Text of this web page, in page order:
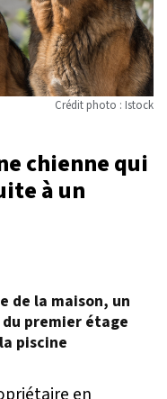
Crédit photo : Istock
chienne qui
à un
de la maison, un
premier étage
piscine